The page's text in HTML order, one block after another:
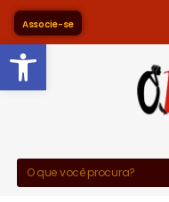
Barra de
Associe-se